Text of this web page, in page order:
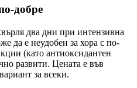
добре
два дни при интензивна
да е неудобен за хора с по-
(като антиоксидантен
развити. Цената е във
за всеки.